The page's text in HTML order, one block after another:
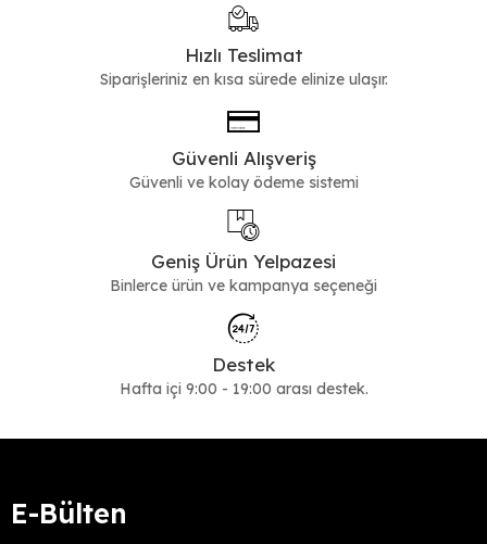
Hızlı Teslimat
Siparişleriniz en kısa sürede elinize ulaşır.
Güvenli Alışveriş
Güvenli ve kolay ödeme sistemi
Geniş Ürün Yelpazesi
Binlerce ürün ve kampanya seçeneği
Destek
Hafta içi 9:00 - 19:00 arası destek.
E-Bülten